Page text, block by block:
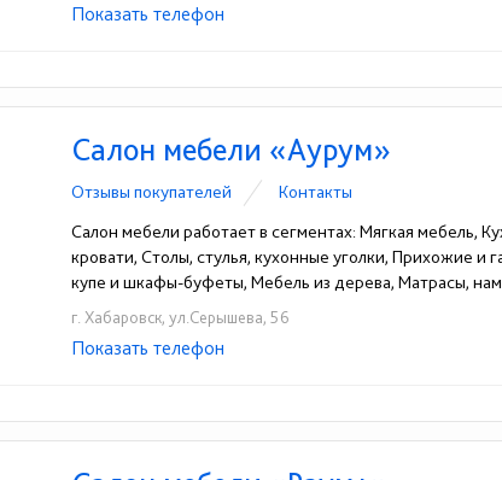
☎+7 (4212) 77-67-22
Показать телефон
Салон мебели «Аурум»
Отзывы покупателей
Контакты
Салон мебели работает в сегментах: Мягкая мебель,
кровати, Столы, стулья, кухонные уголки, Прихожие
купе и шкафы-буфеты, Мебель из дерева, Матрасы,
г. Хабаровск, ул.Серышева, 56
☎+7(4212)47-11-57
Показать телефон